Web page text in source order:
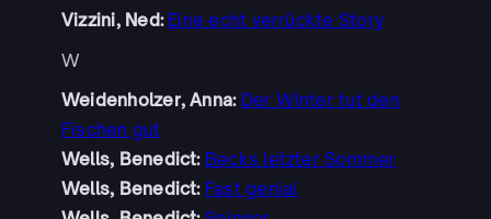
Vizzini, Ned: Eine echt verrückte Story
W
Weidenholzer, Anna: Der Winter tut den
Fischen gut
Wells, Benedict: Becks letzter Sommer
Wells, Benedict: Fast genial